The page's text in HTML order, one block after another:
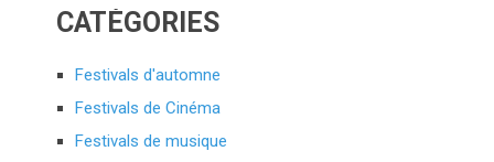
CATÉGORIES
Festivals d'automne
Festivals de Cinéma
Festivals de musique